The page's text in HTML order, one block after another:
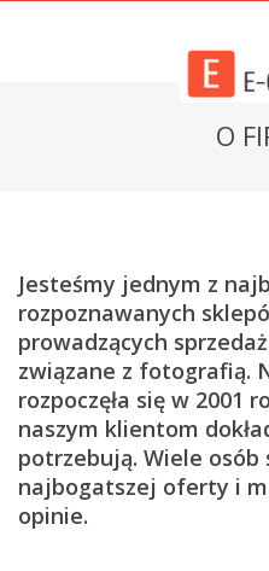
O
Jesteśmy jednym z
rozpoznawanych
prowadzących
związane z fotografią.
rozpoczęła się w 2001
naszym klientom
potrzebują. Wiele osób
najbogatszej oferty i
opinie.